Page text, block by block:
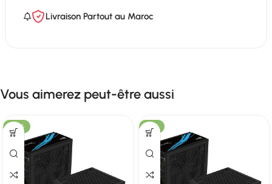
Livraison Partout au Maroc
Vous aimerez peut-être aussi
-25% -21%